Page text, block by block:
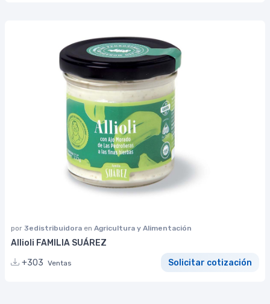
por 3edistribuidora en Agricultura y Alimentación
Allioli FAMILIA SUÁREZ
+303 Ventas Solicitar cotización